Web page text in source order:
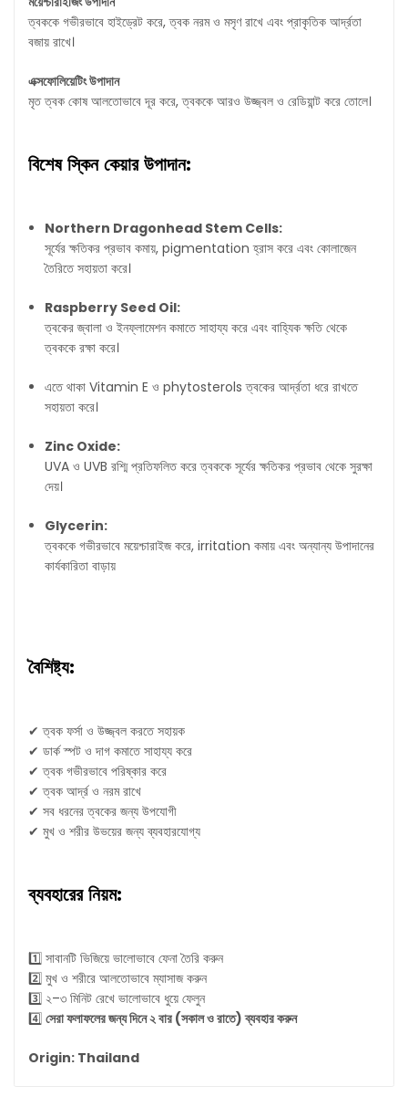
ত্বককে গভীরভাবে হাইড্রেট করে, ত্বক নরম ও মসৃণ রাখে এবং প্রাকৃতিক আর্দ্রতা
বজায় রাখে।
এক্সফোলিয়েটিং উপাদান
মৃত ত্বক কোষ আলতোভাবে দূর করে, ত্বককে আরও উজ্জ্বল ও রেডিয়ান্ট করে তোলে।
বিশেষ স্কিন কেয়ার উপাদান:
Northern Dragonhead Stem Cells:
সূর্যের ক্ষতিকর প্রভাব কমায়, pigmentation হ্রাস করে এবং কোলাজেন
তৈরিতে সহায়তা করে।
Raspberry Seed Oil:
ত্বকের জ্বালা ও ইনফ্লামেশন কমাতে সাহায্য করে এবং বাহ্যিক ক্ষতি থেকে
ত্বককে রক্ষা করে।
এতে থাকা Vitamin E ও phytosterols ত্বকের আর্দ্রতা ধরে রাখতে
সহায়তা করে।
Zinc Oxide:
UVA ও UVB রশ্মি প্রতিফলিত করে ত্বককে সূর্যের ক্ষতিকর প্রভাব থেকে সুরক্ষা
দেয়।
Glycerin:
ত্বককে গভীরভাবে ময়েশ্চারাইজ করে, irritation কমায় এবং অন্যান্য উপাদানের
কার্যকারিতা বাড়ায়
বৈশিষ্ট্য:
✔ ত্বক ফর্সা ও উজ্জ্বল করতে সহায়ক
✔ ডার্ক স্পট ও দাগ কমাতে সাহায্য করে
✔ ত্বক গভীরভাবে পরিষ্কার করে
✔ ত্বক আর্দ্র ও নরম রাখে
✔ সব ধরনের ত্বকের জন্য উপযোগী
✔ মুখ ও শরীর উভয়ের জন্য ব্যবহারযোগ্য
ব্যবহারের নিয়ম:
1️⃣ সাবানটি ভিজিয়ে ভালোভাবে ফেনা তৈরি করুন
2️⃣ মুখ ও শরীরে আলতোভাবে ম্যাসাজ করুন
3️⃣ ২–৩ মিনিট রেখে ভালোভাবে ধুয়ে ফেলুন
4️⃣ সেরা ফলাফলের জন্য দিনে ২ বার (সকাল ও রাতে) ব্যবহার করুন
Origin: Thailand